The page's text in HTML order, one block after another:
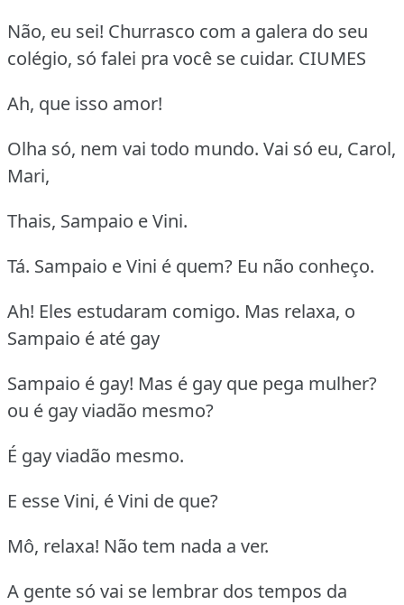
Não, eu sei! Churrasco com a galera do seu
colégio, só falei pra você se cuidar. CIUMES
Ah, que isso amor!
Olha só, nem vai todo mundo. Vai só eu, Carol,
Mari,
Thais, Sampaio e Vini.
Tá. Sampaio e Vini é quem? Eu não conheço.
Ah! Eles estudaram comigo. Mas relaxa, o
Sampaio é até gay
Sampaio é gay! Mas é gay que pega mulher?
ou é gay viadão mesmo?
É gay viadão mesmo.
E esse Vini, é Vini de que?
Mô, relaxa! Não tem nada a ver.
A gente só vai se lembrar dos tempos da